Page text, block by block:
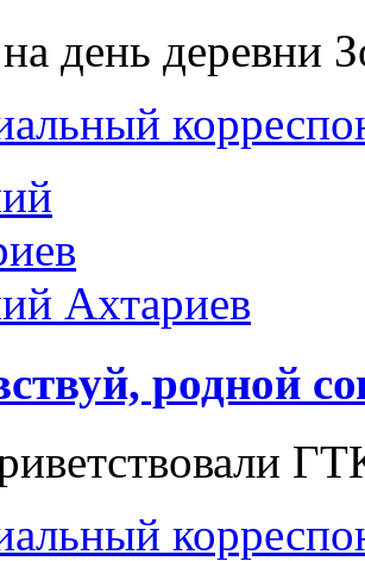
день деревни
Ахтариев
родной